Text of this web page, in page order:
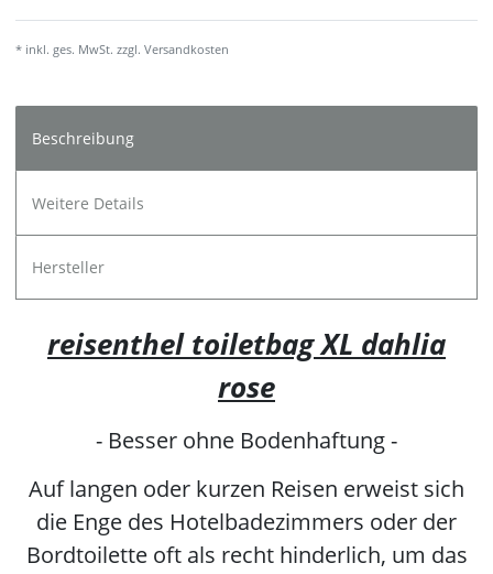
* inkl. ges. MwSt. zzgl. Versandkosten
Beschreibung
Weitere Details
Hersteller
reisenthel toiletbag XL dahlia
rose
- Besser ohne Bodenhaftung -
Auf langen oder kurzen Reisen erweist sich
die Enge des Hotelbadezimmers oder der
Bordtoilette oft als recht hinderlich, um das